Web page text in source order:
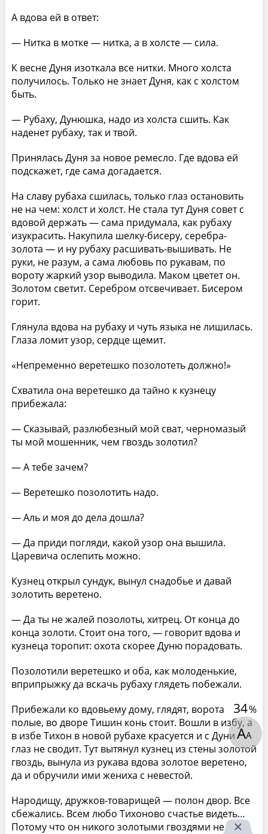
А вдова ей в ответ:
— Нитка в мотке — нитка, а в холсте — сила.
К весне Дуня изоткала все нитки. Много холста
получилось. Только не знает Дуня, как с холстом
быть.
— Рубаху, Дунюшка, надо из холста сшить. Как
наденет рубаху, так и твой.
Принялась Дуня за новое ремесло. Где вдова ей
подскажет, где сама догадается.
На славу рубаха сшилась, только глаз остановить
не на чем: холст и холст. Не стала тут Дуня совет с
вдовой держать — сама придумала, как рубаху
изукрасить. Накупила шелку-бисеру, серебра-
золота — и ну рубаху расшивать-вышивать. Не
руки, не разум, а сама любовь по рукавам, по
вороту жаркий узор выводила. Маком цветет он.
Золотом светит. Серебром отсвечивает. Бисером
горит.
Глянула вдова на рубаху и чуть языка не лишилась.
Глаза ломит узор, сердце щемит.
«Непременно веретешко позолотеть должно!»
Схватила она веретешко да тайно к кузнецу
прибежала:
— Сказывай, разлюбезный мой сват, черномазый
ты мой мошенник, чем гвоздь золотил?
— А тебе зачем?
— Веретешко позолотить надо.
— Аль и моя до дела дошла?
— Да приди погляди, какой узор она вышила.
Царевича ослепить можно.
Кузнец открыл сундук, вынул снадобье и давай
золотить веретено.
— Да ты не жалей позолоты, хитрец. От конца до
конца золоти. Стоит она того, — говорит вдова и
кузнеца торопит: охота скорее Дуню порадовать.
Позолотили веретешко и оба, как молоденькие,
вприпрыжку да вскачь рубаху глядеть побежали.
Прибежали ко вдовьему дому, глядят, ворота
полые, во дворе Тишин конь стоит. Вошли в избу, а
в избе Тихон в новой рубахе красуется и с Дуни
глаз не сводит. Тут вытянул кузнец из стены золотой
гвоздь, вынула из рукава вдова золотое веретено,
да и обручили ими жениха с невестой.
Народищу, дружков-товарищей — полон двор. Все
сбежались. Всем любо Тихоново счастье видеть…
Потому что он никого золотыми гвоздями не
34%
АА